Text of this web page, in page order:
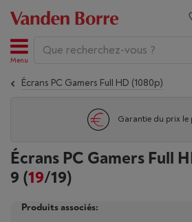
Menu
Écrans PC Gamers Full HD (1080p)
Garantie du prix le
Écrans PC Gamers Full
9 (19/19)
Produits associés: